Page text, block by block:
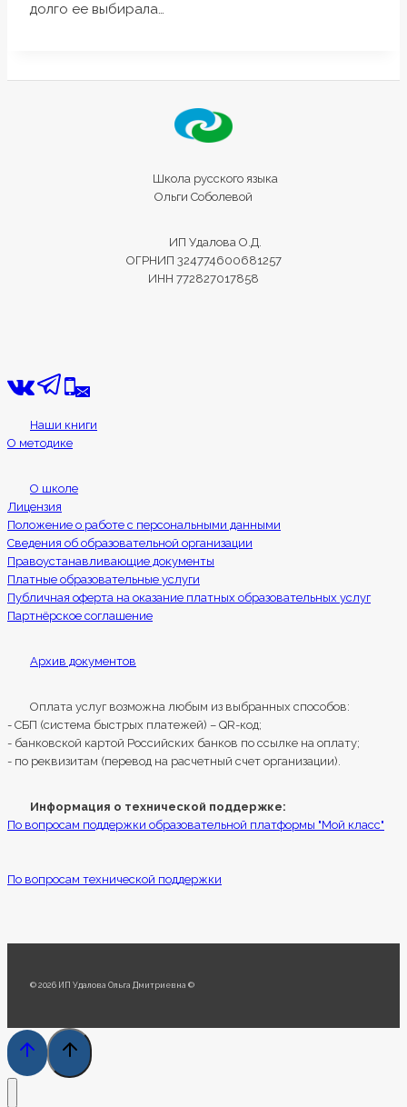
долго ее выбирала…
Школа русского языка
Ольги Соболевой
ИП Удалова О.Д.
ОГРНИП 324774600681257
ИНН 772827017858
Наши книги
О методике
О школе
Лицензия
Положение о работе с персональными данными
Сведения об образовательной организации
Правоустанавливающие документы
Платные образовательные услуги
Публичная оферта на оказание платных образовательных услуг
Партнёрское соглашение
Архив документов
Оплата услуг возможна любым из выбранных способов:
- СБП (система быстрых платежей) – QR-код;
- банковской картой Российских банков по ссылке на оплату;
- по реквизитам (перевод на расчетный счет организации).
Информация о технической поддержке:
По вопросам поддержки образовательной платформы "Мой класс"
По вопросам технической поддержки
© 2026 ИП Удалова Ольга Дмитриевна ©